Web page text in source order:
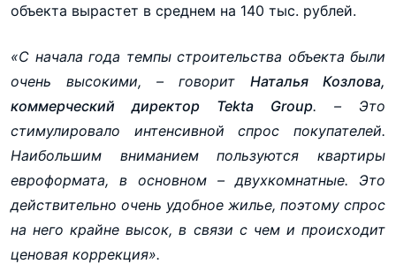
объекта вырастет в среднем на 140 тыс. рублей.
«С начала года темпы строительства объекта были
очень высокими, – говорит Наталья Козлова,
коммерческий директор Tekta Group. – Это
стимулировало интенсивной спрос покупателей.
Наибольшим вниманием пользуются квартиры
евроформата, в основном – двухкомнатные. Это
действительно очень удобное жилье, поэтому спрос
на него крайне высок, в связи с чем и происходит
ценовая коррекция».